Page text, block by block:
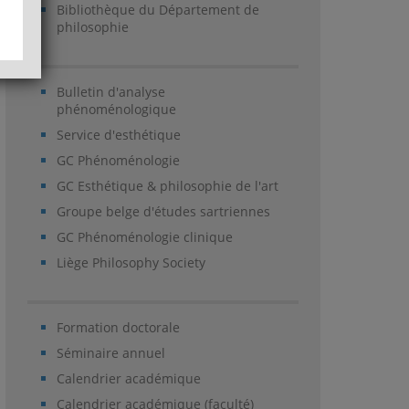
Bibliothèque du Département de
philosophie
Bulletin d'analyse
phénoménologique
Service d'esthétique
GC Phénoménologie
GC Esthétique & philosophie de l'art
Groupe belge d'études sartriennes
GC Phénoménologie clinique
Liège Philosophy Society
Formation doctorale
Séminaire annuel
Calendrier académique
Calendrier académique (faculté)